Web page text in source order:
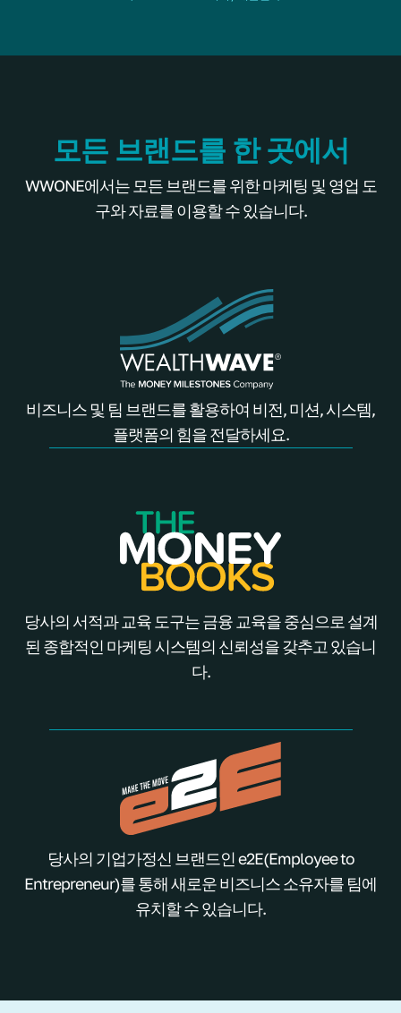
모든 브랜드를 한 곳에서
WWONE에서는 모든 브랜드를 위한 마케팅 및 영업 도
구와 자료를 이용할 수 있습니다.
비즈니스 및 팀 브랜드를 활용하여 비전, 미션, 시스템,
플랫폼의 힘을 전달하세요.
당사의 서적과 교육 도구는 금융 교육을 중심으로 설계
된 종합적인 마케팅 시스템의 신뢰성을 갖추고 있습니
다.
당사의 기업가정신 브랜드인 e2E(Employee to
Entrepreneur)를 통해 새로운 비즈니스 소유자를 팀에
유치할 수 있습니다.